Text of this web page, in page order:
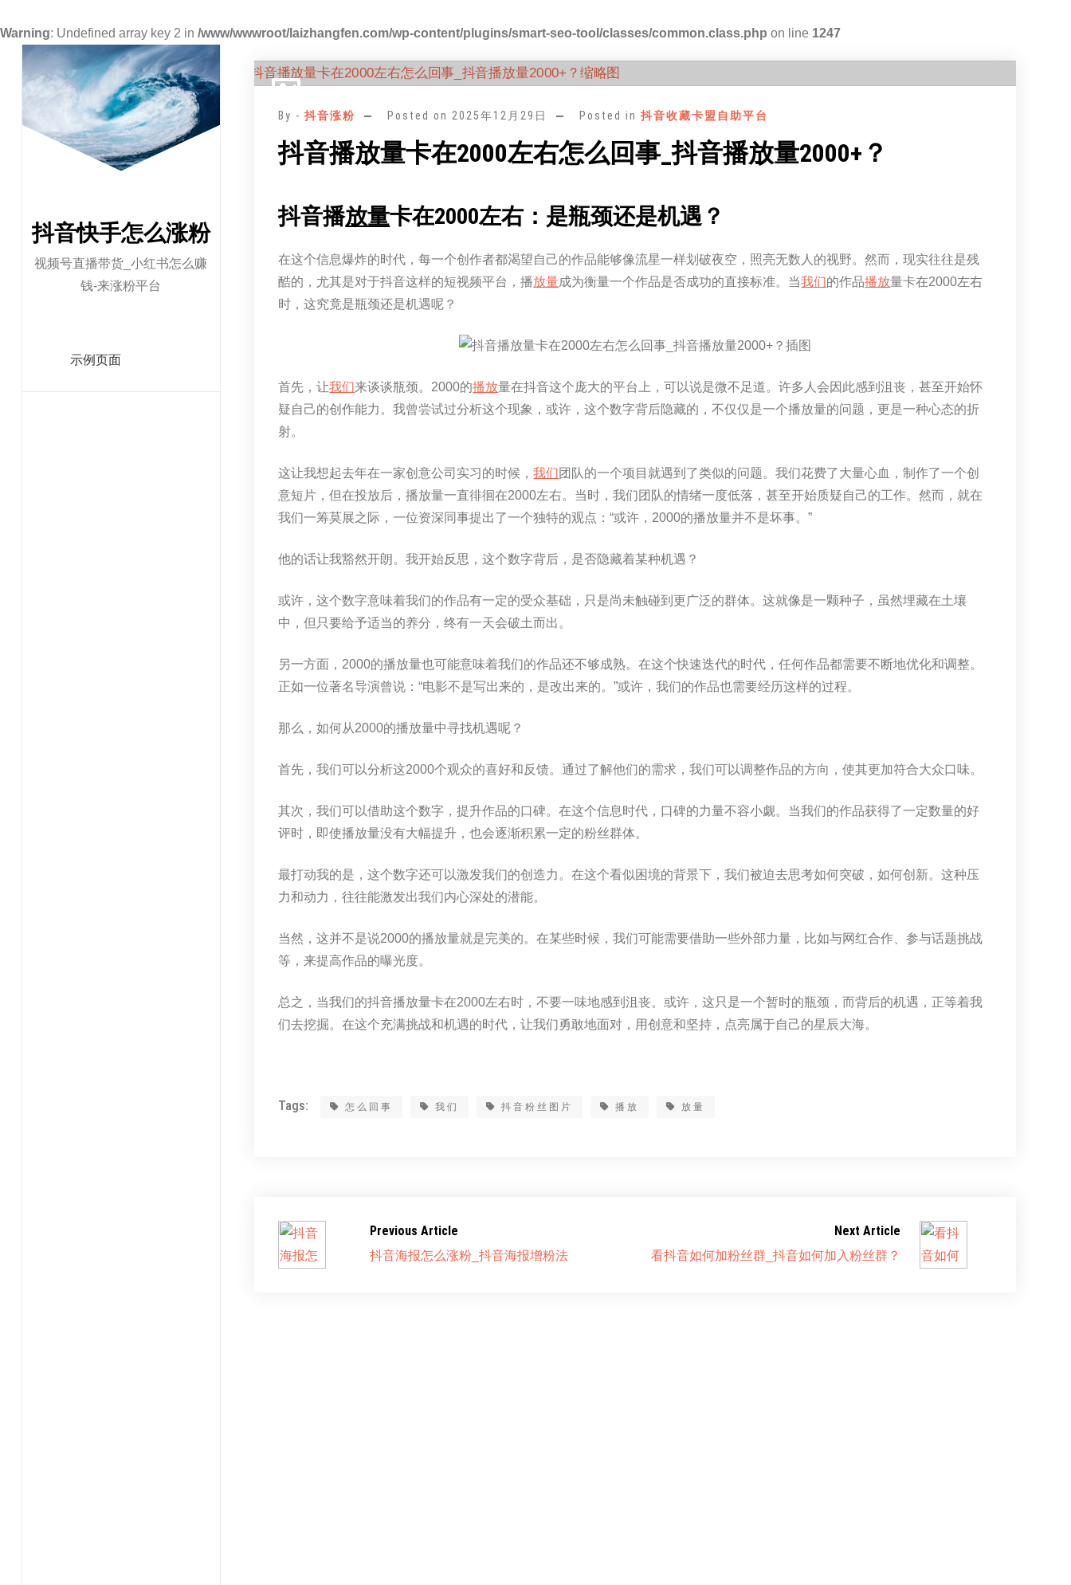
Warning: Undefined array key 2 in /www/wwwroot/laizhangfen.com/wp-content/plugins/smart-seo-tool/classes/common.class.php on line 1247
抖音快手怎么涨粉
视频号直播带货_小红书怎么赚
钱-来涨粉平台
示例页面
By -抖音涨粉 Posted on 2025年12月29日 Posted in抖音收藏卡盟自助平台
抖音播放量卡在2000左右怎么回事_抖音播放量2000+？
抖音播放量卡在2000左右：是瓶颈还是机遇？
在这个信息爆炸的时代，每一个创作者都渴望自己的作品能够像流星一样划破夜空，照亮无数人的视野。然而，现实往往是残
酷的，尤其是对于抖音这样的短视频平台，播放量成为衡量一个作品是否成功的直接标准。当我们的作品播放量卡在2000左右
时，这究竟是瓶颈还是机遇呢？
首先，让我们来谈谈瓶颈。2000的播放量在抖音这个庞大的平台上，可以说是微不足道。许多人会因此感到沮丧，甚至开始怀
疑自己的创作能力。我曾尝试过分析这个现象，或许，这个数字背后隐藏的，不仅仅是一个播放量的问题，更是一种心态的折
射。
这让我想起去年在一家创意公司实习的时候，我们团队的一个项目就遇到了类似的问题。我们花费了大量心血，制作了一个创
意短片，但在投放后，播放量一直徘徊在2000左右。当时，我们团队的情绪一度低落，甚至开始质疑自己的工作。然而，就在
我们一筹莫展之际，一位资深同事提出了一个独特的观点：“或许，2000的播放量并不是坏事。”
他的话让我豁然开朗。我开始反思，这个数字背后，是否隐藏着某种机遇？
或许，这个数字意味着我们的作品有一定的受众基础，只是尚未触碰到更广泛的群体。这就像是一颗种子，虽然埋藏在土壤
中，但只要给予适当的养分，终有一天会破土而出。
另一方面，2000的播放量也可能意味着我们的作品还不够成熟。在这个快速迭代的时代，任何作品都需要不断地优化和调整。
正如一位著名导演曾说：“电影不是写出来的，是改出来的。”或许，我们的作品也需要经历这样的过程。
那么，如何从2000的播放量中寻找机遇呢？
首先，我们可以分析这2000个观众的喜好和反馈。通过了解他们的需求，我们可以调整作品的方向，使其更加符合大众口味。
其次，我们可以借助这个数字，提升作品的口碑。在这个信息时代，口碑的力量不容小觑。当我们的作品获得了一定数量的好
评时，即使播放量没有大幅提升，也会逐渐积累一定的粉丝群体。
最打动我的是，这个数字还可以激发我们的创造力。在这个看似困境的背景下，我们被迫去思考如何突破，如何创新。这种压
力和动力，往往能激发出我们内心深处的潜能。
当然，这并不是说2000的播放量就是完美的。在某些时候，我们可能需要借助一些外部力量，比如与网红合作、参与话题挑战
等，来提高作品的曝光度。
总之，当我们的抖音播放量卡在2000左右时，不要一味地感到沮丧。或许，这只是一个暂时的瓶颈，而背后的机遇，正等着我
们去挖掘。在这个充满挑战和机遇的时代，让我们勇敢地面对，用创意和坚持，点亮属于自己的星辰大海。
Tags: 怎么回事 我们 抖音粉丝图片 播放 放量
Previous Article
抖音海报怎么涨粉_抖音海报增粉法
Next Article
看抖音如何加粉丝群_抖音如何加入粉丝群？